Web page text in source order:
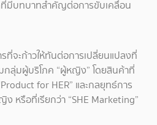
มีบทบาทสำคัญต่อการขับเคลื่อน
จะก้าวให้ทันต่อการเปลี่ยนแปลงที่
กลุ่มผู้บริโภค “ผู้หญิง” โดยสินค้าที่
for HER” และกลยุทธ์การ
หรือที่เรียกว่า “SHE Marketing”